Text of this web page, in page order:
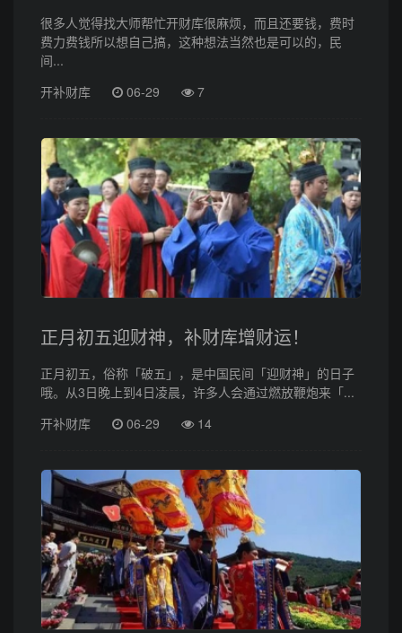
很多人觉得找大师帮忙开财库很麻烦，而且还要钱，费时
费力费钱所以想自己搞，这种想法当然也是可以的，民
间...
开补财库
06-29 7
正月初五迎财神，补财库增财运！
正月初五，俗称「破五」，是中国民间「迎财神」的日子
哦。从3日晚上到4日凌晨，许多人会通过燃放鞭炮来「...
开补财库
06-29 14